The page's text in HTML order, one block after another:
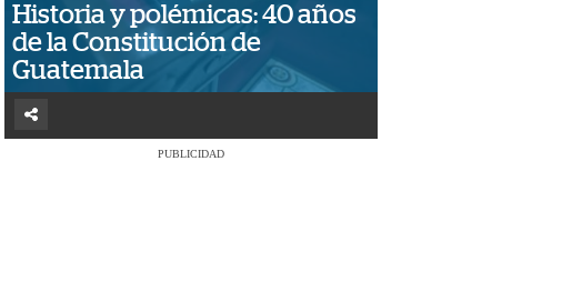
Historia y polémicas: 40 años
de la Constitución de
Guatemala
PUBLICIDAD